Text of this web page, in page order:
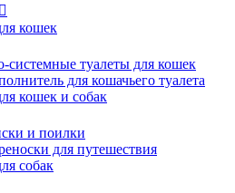

кошек
системные туалеты для кошек
для кошачьего туалета
кошек и собак
и поилки
для путешествия
собак